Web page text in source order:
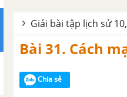
Giải bài tập lịch sử
Bài 31. Cách
Chia sẻ